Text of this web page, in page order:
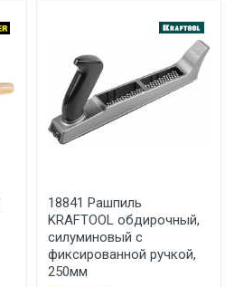
18841 Рашпиль
KRAFTOOL обдирочный,
силуминовый с
фиксированной ручкой,
250мм